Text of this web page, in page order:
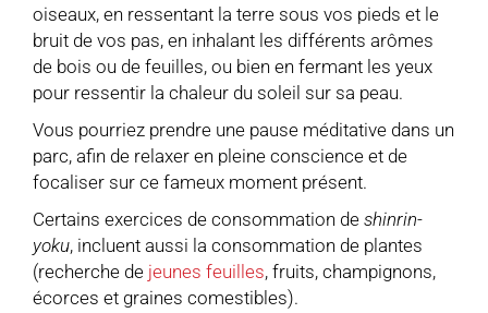
oiseaux, en ressentant la terre sous vos pieds et le
bruit de vos pas, en inhalant les différents arômes
de bois ou de feuilles, ou bien en fermant les yeux
pour ressentir la chaleur du soleil sur sa peau.
Vous pourriez prendre une pause méditative dans un
parc, afin de relaxer en pleine conscience et de
focaliser sur ce fameux moment présent.
Certains exercices de consommation de shinrin-
yoku, incluent aussi la consommation de plantes
(recherche de jeunes feuilles, fruits, champignons,
écorces et graines comestibles).